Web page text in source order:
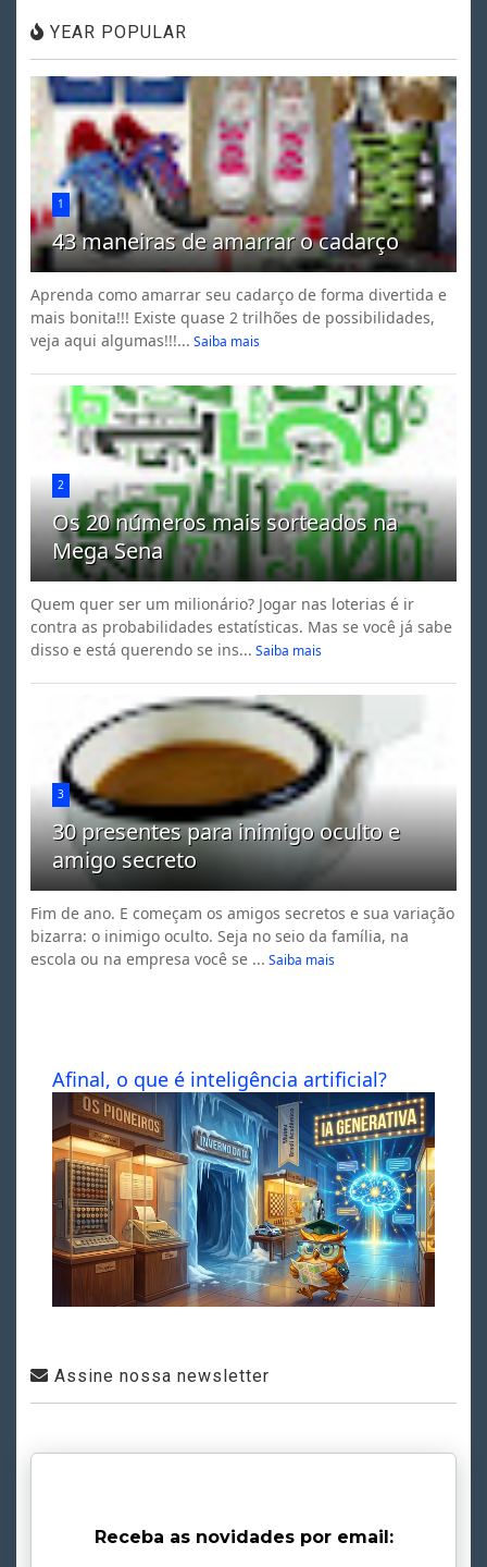
YEAR POPULAR
1
43 maneiras de amarrar o cadarço
Aprenda como amarrar seu cadarço de forma divertida e
mais bonita!!! Existe quase 2 trilhões de possibilidades,
veja aqui algumas!!!... Saiba mais
2
Os 20 números mais sorteados na
Mega Sena
Quem quer ser um milionário? Jogar nas loterias é ir
contra as probabilidades estatísticas. Mas se você já sabe
disso e está querendo se ins... Saiba mais
3
30 presentes para inimigo oculto e
amigo secreto
Fim de ano. E começam os amigos secretos e sua variação
bizarra: o inimigo oculto. Seja no seio da família, na
escola ou na empresa você se ... Saiba mais
Afinal, o que é inteligência artificial?
Assine nossa newsletter
Receba as novidades por email: